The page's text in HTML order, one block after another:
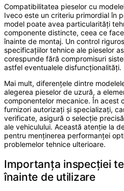
Compatibilitatea pieselor cu
Iveco este un criteriu primordial în
model poate avea particularități
componente distincte, ceea ce
înainte de montaj. Un control
specificațiilor tehnice ale pieselor
corespunde fără compromisuri
astfel eventualele disfuncționalități.
Mai mult, diferențele dintre
alegerea pieselor de uzură, a
componentelor mecanice. În acest
furnizori autorizați și specializați,
verificate, asigură o selecție
ale vehiculului. Această atenție la
pentru menținerea performanței
problemelor tehnice ulterioare.
Importanța inspecției
înainte de utilizare